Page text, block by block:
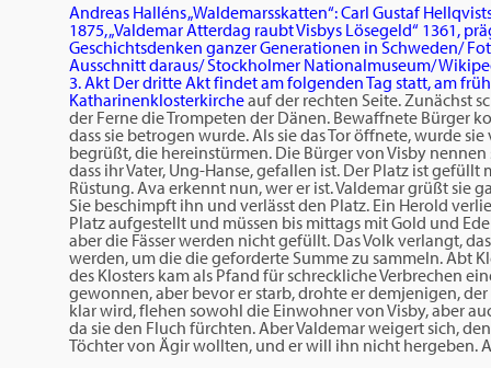
Andreas Halléns „Waldemarsskatten“: Carl Gustaf
1875, „Valdemar Atterdag raubt Visbys Lösegeld“ 1361,
Geschichtsdenken ganzer Generationen in Schweden/
Ausschnitt daraus/ Stockholmer Nationalmuseum/
3. Akt Der dritte Akt findet am folgenden Tag statt, am
Katharinenklosterkircheauf der rechten Seite. Zunächst
der Ferne die Trompeten der Dänen. Bewaffnete Bürger
dass sie betrogen wurde. Als sie das Tor öffnete, wurde
begrüßt, die hereinstürmen. Die Bürger von Visby
dass ihr Vater, Ung-Hanse, gefallen ist. Der Platz ist
Rüstung. Ava erkennt nun, wer er ist. Valdemar grüßt sie
Sie beschimpft ihn und verlässt den Platz. Ein Herold
Platz aufgestellt und müssen bis mittags mit Gold und
aber die Fässer werden nicht gefüllt. Das Volk verlangt,
werden, um die die geforderte Summe zu sammeln. Abt
des Klosters kam als Pfand für schreckliche Verbrechen
gewonnen, aber bevor er starb, drohte er demjenigen,
klar wird, flehen sowohl die Einwohner von Visby, aber
da sie den Fluch fürchten. Aber Valdemar weigert sich,
Töchter von Ägir wollten, und er will ihn nicht hergeben.